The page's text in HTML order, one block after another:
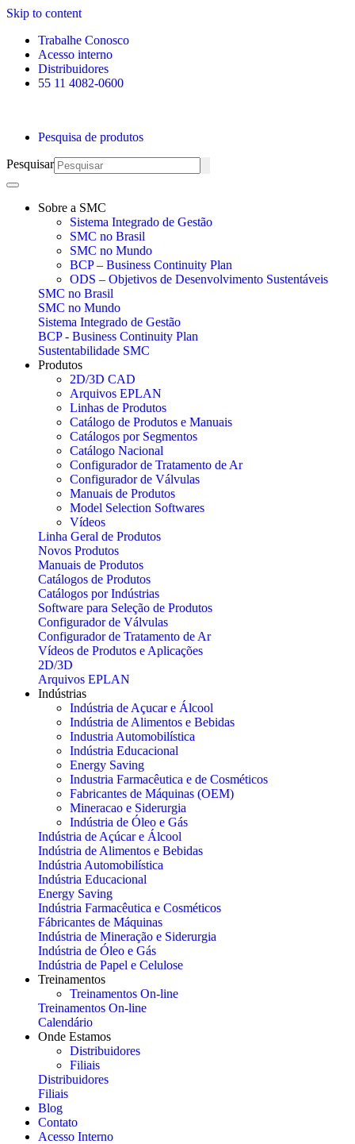
Skip to content
Trabalhe Conosco
Acesso interno
Distribuidores
55 11 4082-0600
Pesquisa de produtos
Pesquisar
Sobre a SMC
Sistema Integrado de Gestão
SMC no Brasil
SMC no Mundo
BCP – Business Continuity Plan
ODS – Objetivos de Desenvolvimento Sustentáveis
SMC no Brasil
SMC no Mundo
Sistema Integrado de Gestão
BCP - Business Continuity Plan
Sustentabilidade SMC
Produtos
2D/3D CAD
Arquivos EPLAN
Linhas de Produtos
Catálogo de Produtos e Manuais
Catálogos por Segmentos
Catálogo Nacional
Configurador de Tratamento de Ar
Configurador de Válvulas
Manuais de Produtos
Model Selection Softwares
Vídeos
Linha Geral de Produtos
Novos Produtos
Manuais de Produtos
Catálogos de Produtos
Catálogos por Indústrias
Software para Seleção de Produtos
Configurador de Válvulas
Configurador de Tratamento de Ar
Vídeos de Produtos e Aplicações
2D/3D
Arquivos EPLAN
Indústrias
Indústria de Açucar e Álcool
Indústria de Alimentos e Bebidas
Industria Automobilística
Indústria Educacional
Energy Saving
Industria Farmacêutica e de Cosméticos
Fabricantes de Máquinas (OEM)
Mineracao e Siderurgia
Indústria de Óleo e Gás
Indústria de Açúcar e Álcool
Indústria de Alimentos e Bebidas
Indústria Automobilística
Indústria Educacional
Energy Saving
Indústria Farmacêutica e Cosméticos
Fábricantes de Máquinas
Indústria de Mineração e Siderurgia
Indústria de Óleo e Gás
Indústria de Papel e Celulose
Treinamentos
Treinamentos On-line
Treinamentos On-line
Calendário
Onde Estamos
Distribuidores
Filiais
Distribuidores
Filiais
Blog
Contato
Acesso Interno